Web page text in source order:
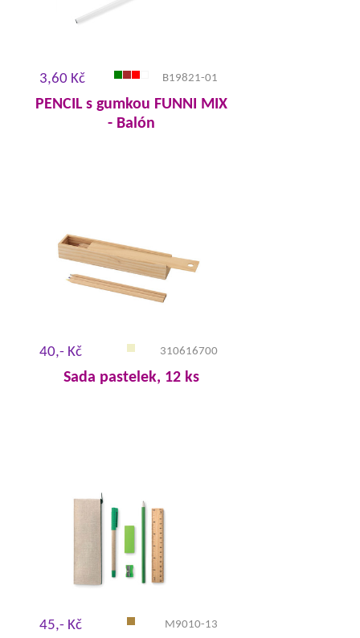
3,60 Kč B19821-01
PENCIL s gumkou FUNNI MIX
- Balón
40,- Kč 310616700
Sada pastelek, 12 ks
45,- Kč M9010-13